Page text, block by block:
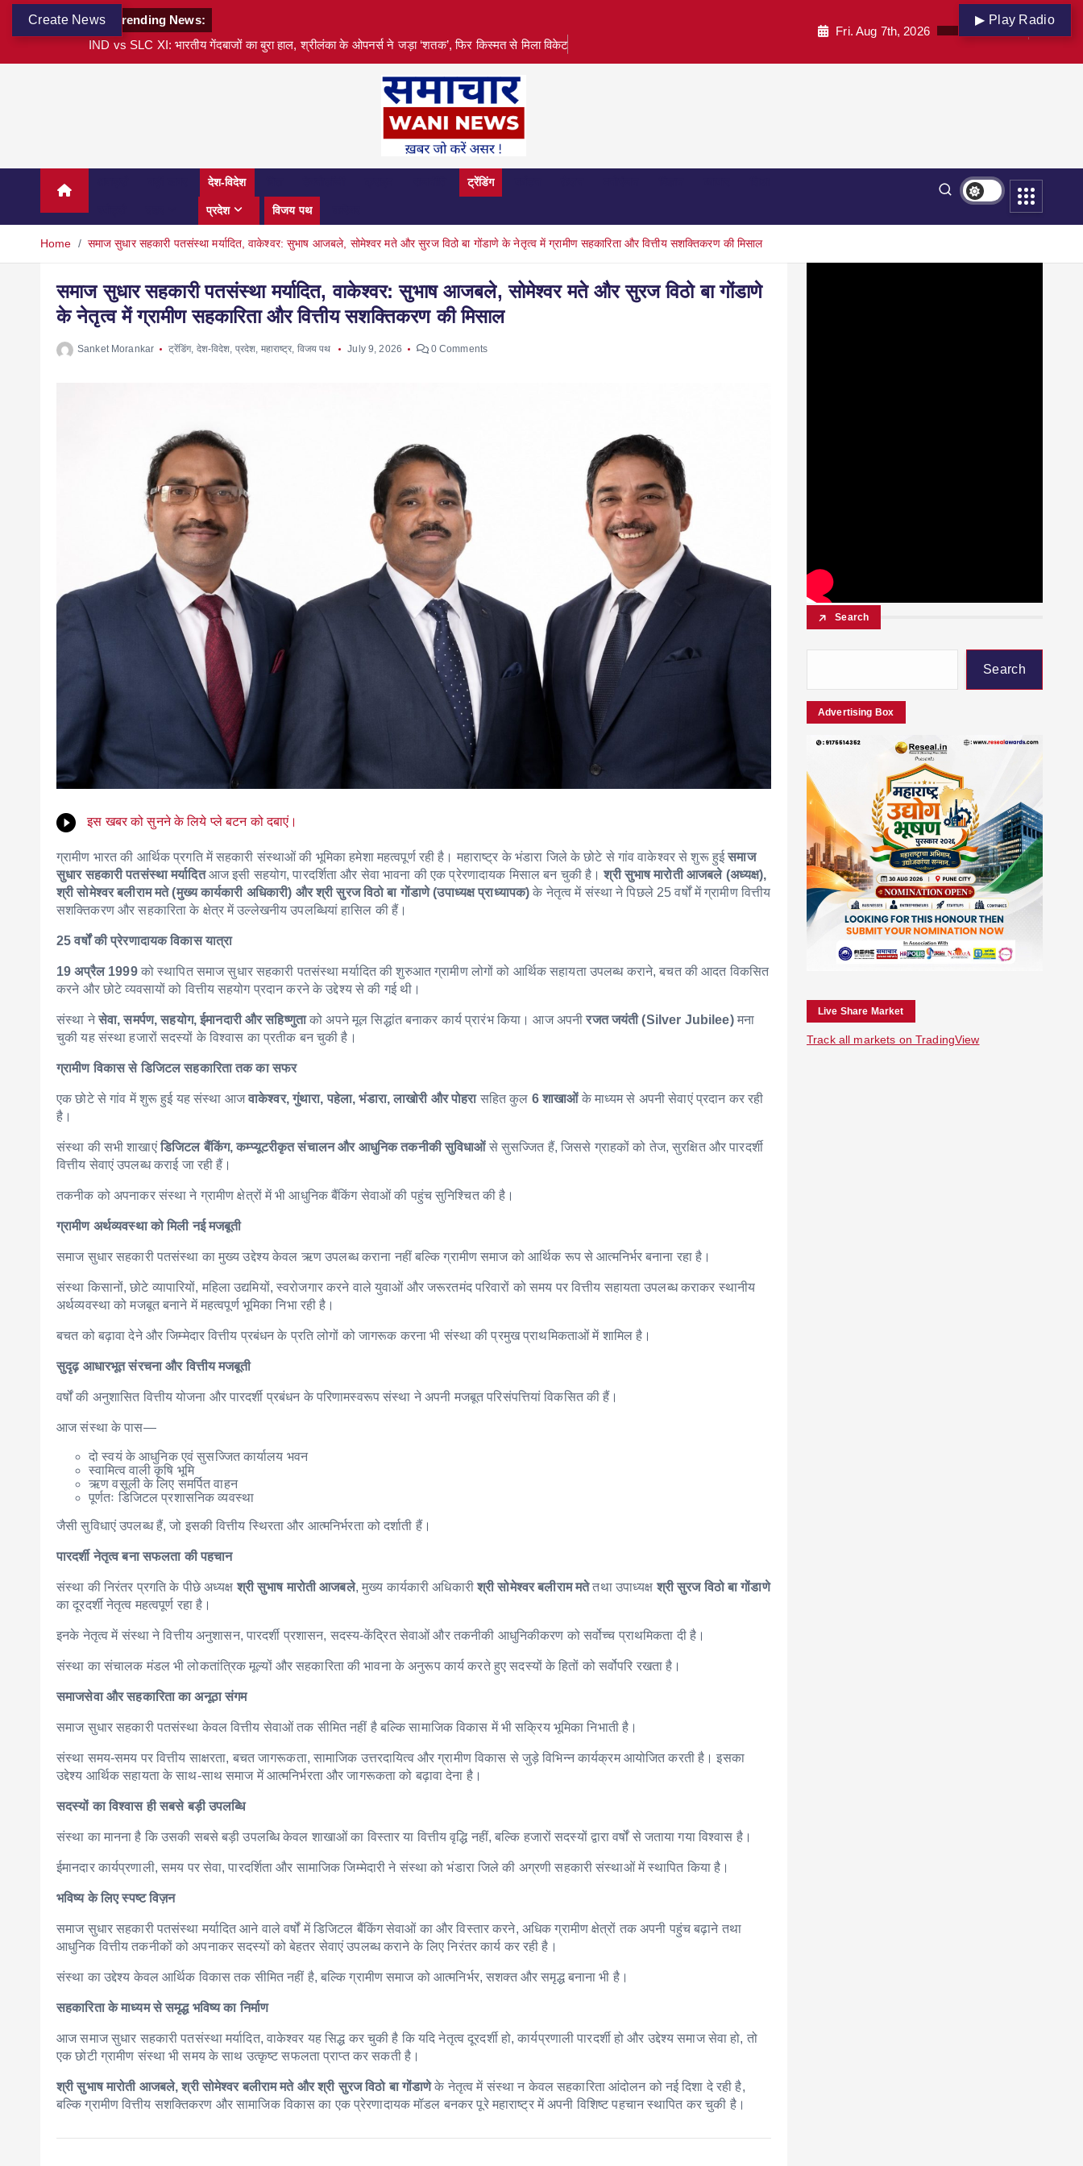
Create News ▶ Play Radio
Trending News:
IND vs SLC XI: भारतीय गेंदबाजों का बुरा हाल, श्रीलंका के ओपनर्स ने जड़ा ‘शतक’, फिर किस्मत से मिला विकेट
Fri. Aug 7th, 2026
देश-विदेश ट्रेंडिंग
प्रदेश विजय पथ
Home समाज सुधार सहकारी पतसंस्था मर्यादित, वाकेश्वर: सुभाष आजबले, सोमेश्वर मते और सुरज विठो बा गोंडाणे के नेतृत्व में ग्रामीण सहकारिता और वित्तीय सशक्तिकरण की मिसाल
समाज सुधार सहकारी पतसंस्था मर्यादित, वाकेश्वर: सुभाष आजबले, सोमेश्वर मते और सुरज विठो बा गोंडाणे
के नेतृत्व में ग्रामीण सहकारिता और वित्तीय सशक्तिकरण की मिसाल
Sanket Morankar ट्रेंडिंग, देश-विदेश, प्रदेश, महाराष्ट्र, विजय पथ July 9, 2026 0 Comments
इस खबर को सुनने के लिये प्ले बटन को दबाएं।
ग्रामीण भारत की आर्थिक प्रगति में सहकारी संस्थाओं की भूमिका हमेशा महत्वपूर्ण रही है। महाराष्ट्र के भंडारा जिले के छोटे से गांव वाकेश्वर से शुरू हुईसमाज
सुधार सहकारी पतसंस्था मर्यादितआज इसी सहयोग, पारदर्शिता और सेवा भावना की एक प्रेरणादायक मिसाल बन चुकी है।श्री सुभाष मारोती आजबले (अध्यक्ष),
श्री सोमेश्वर बलीराम मते (मुख्य कार्यकारी अधिकारी) और श्री सुरज विठो बा गोंडाणे (उपाध्यक्ष प्राध्यापक) के नेतृत्व में संस्था ने पिछले 25 वर्षों में ग्रामीण वित्तीय
सशक्तिकरण और सहकारिता के क्षेत्र में उल्लेखनीय उपलब्धियां हासिल की हैं।
25 वर्षों की प्रेरणादायक विकास यात्रा
19 अप्रैल 1999को स्थापित समाज सुधार सहकारी पतसंस्था मर्यादित की शुरुआत ग्रामीण लोगों को आर्थिक सहायता उपलब्ध कराने, बचत की आदत विकसित
करने और छोटे व्यवसायों को वित्तीय सहयोग प्रदान करने के उद्देश्य से की गई थी।
संस्था नेसेवा, समर्पण, सहयोग, ईमानदारी और सहिष्णुताको अपने मूल सिद्धांत बनाकर कार्य प्रारंभ किया। आज अपनीरजत जयंती (Silver Jubilee)मना
चुकी यह संस्था हजारों सदस्यों के विश्वास का प्रतीक बन चुकी है।
ग्रामीण विकास से डिजिटल सहकारिता तक का सफर
एक छोटे से गांव में शुरू हुई यह संस्था आजवाकेश्वर, गुंथारा, पहेला, भंडारा, लाखोरी और पोहरासहित कुल 6 शाखाओंके माध्यम से अपनी सेवाएं प्रदान कर रही
है।
संस्था की सभी शाखाएंडिजिटल बैंकिंग, कम्प्यूटरीकृत संचालन और आधुनिक तकनीकी सुविधाओंसे सुसज्जित हैं, जिससे ग्राहकों को तेज, सुरक्षित और पारदर्शी
वित्तीय सेवाएं उपलब्ध कराई जा रही हैं।
तकनीक को अपनाकर संस्था ने ग्रामीण क्षेत्रों में भी आधुनिक बैंकिंग सेवाओं की पहुंच सुनिश्चित की है।
ग्रामीण अर्थव्यवस्था को मिली नई मजबूती
समाज सुधार सहकारी पतसंस्था का मुख्य उद्देश्य केवल ऋण उपलब्ध कराना नहीं बल्कि ग्रामीण समाज को आर्थिक रूप से आत्मनिर्भर बनाना रहा है।
संस्था किसानों, छोटे व्यापारियों, महिला उद्यमियों, स्वरोजगार करने वाले युवाओं और जरूरतमंद परिवारों को समय पर वित्तीय सहायता उपलब्ध कराकर स्थानीय
अर्थव्यवस्था को मजबूत बनाने में महत्वपूर्ण भूमिका निभा रही है।
बचत को बढ़ावा देने और जिम्मेदार वित्तीय प्रबंधन के प्रति लोगों को जागरूक करना भी संस्था की प्रमुख प्राथमिकताओं में शामिल है।
सुदृढ़ आधारभूत संरचना और वित्तीय मजबूती
वर्षों की अनुशासित वित्तीय योजना और पारदर्शी प्रबंधन के परिणामस्वरूप संस्था ने अपनी मजबूत परिसंपत्तियां विकसित की हैं।
आज संस्था के पास—
दो स्वयं के आधुनिक एवं सुसज्जित कार्यालय भवन
स्वामित्व वाली कृषि भूमि
ऋण वसूली के लिए समर्पित वाहन
पूर्णतः डिजिटल प्रशासनिक व्यवस्था
जैसी सुविधाएं उपलब्ध हैं, जो इसकी वित्तीय स्थिरता और आत्मनिर्भरता को दर्शाती हैं।
पारदर्शी नेतृत्व बना सफलता की पहचान
संस्था की निरंतर प्रगति के पीछे अध्यक्षश्री सुभाष मारोती आजबले, मुख्य कार्यकारी अधिकारीश्री सोमेश्वर बलीराम मतेतथा उपाध्यक्षश्री सुरज विठो बा गोंडाणे
का दूरदर्शी नेतृत्व महत्वपूर्ण रहा है।
इनके नेतृत्व में संस्था ने वित्तीय अनुशासन, पारदर्शी प्रशासन, सदस्य-केंद्रित सेवाओं और तकनीकी आधुनिकीकरण को सर्वोच्च प्राथमिकता दी है।
संस्था का संचालक मंडल भी लोकतांत्रिक मूल्यों और सहकारिता की भावना के अनुरूप कार्य करते हुए सदस्यों के हितों को सर्वोपरि रखता है।
समाजसेवा और सहकारिता का अनूठा संगम
समाज सुधार सहकारी पतसंस्था केवल वित्तीय सेवाओं तक सीमित नहीं है बल्कि सामाजिक विकास में भी सक्रिय भूमिका निभाती है।
संस्था समय-समय पर वित्तीय साक्षरता, बचत जागरूकता, सामाजिक उत्तरदायित्व और ग्रामीण विकास से जुड़े विभिन्न कार्यक्रम आयोजित करती है। इसका
उद्देश्य आर्थिक सहायता के साथ-साथ समाज में आत्मनिर्भरता और जागरूकता को बढ़ावा देना है।
सदस्यों का विश्वास ही सबसे बड़ी उपलब्धि
संस्था का मानना है कि उसकी सबसे बड़ी उपलब्धि केवल शाखाओं का विस्तार या वित्तीय वृद्धि नहीं, बल्कि हजारों सदस्यों द्वारा वर्षों से जताया गया विश्वास है।
ईमानदार कार्यप्रणाली, समय पर सेवा, पारदर्शिता और सामाजिक जिम्मेदारी ने संस्था को भंडारा जिले की अग्रणी सहकारी संस्थाओं में स्थापित किया है।
भविष्य के लिए स्पष्ट विज़न
समाज सुधार सहकारी पतसंस्था मर्यादित आने वाले वर्षों में डिजिटल बैंकिंग सेवाओं का और विस्तार करने, अधिक ग्रामीण क्षेत्रों तक अपनी पहुंच बढ़ाने तथा
आधुनिक वित्तीय तकनीकों को अपनाकर सदस्यों को बेहतर सेवाएं उपलब्ध कराने के लिए निरंतर कार्य कर रही है।
संस्था का उद्देश्य केवल आर्थिक विकास तक सीमित नहीं है, बल्कि ग्रामीण समाज को आत्मनिर्भर, सशक्त और समृद्ध बनाना भी है।
सहकारिता के माध्यम से समृद्ध भविष्य का निर्माण
आज समाज सुधार सहकारी पतसंस्था मर्यादित, वाकेश्वर यह सिद्ध कर चुकी है कि यदि नेतृत्व दूरदर्शी हो, कार्यप्रणाली पारदर्शी हो और उद्देश्य समाज सेवा हो, तो
एक छोटी ग्रामीण संस्था भी समय के साथ उत्कृष्ट सफलता प्राप्त कर सकती है।
श्री सुभाष मारोती आजबले, श्री सोमेश्वर बलीराम मते और श्री सुरज विठो बा गोंडाणेके नेतृत्व में संस्था न केवल सहकारिता आंदोलन को नई दिशा दे रही है,
बल्कि ग्रामीण वित्तीय सशक्तिकरण और सामाजिक विकास का एक प्रेरणादायक मॉडल बनकर पूरे महाराष्ट्र में अपनी विशिष्ट पहचान स्थापित कर चुकी है।
Search
Search
Advertising Box
Live Share Market
Track all markets on TradingView